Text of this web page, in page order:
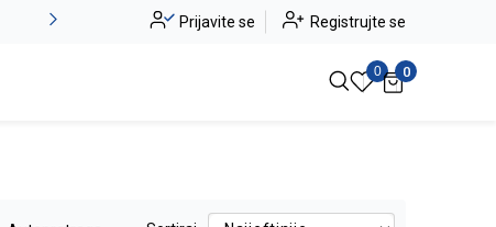
Novo u ponudi - Jadea Pogledaj više
Prijavite se Registrujte se
0 0